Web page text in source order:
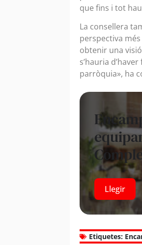
que fins i tot
La consellera
perspectiva
obtenir una
s’hauria
parròquia», ha
Llegir
Etiquetes: